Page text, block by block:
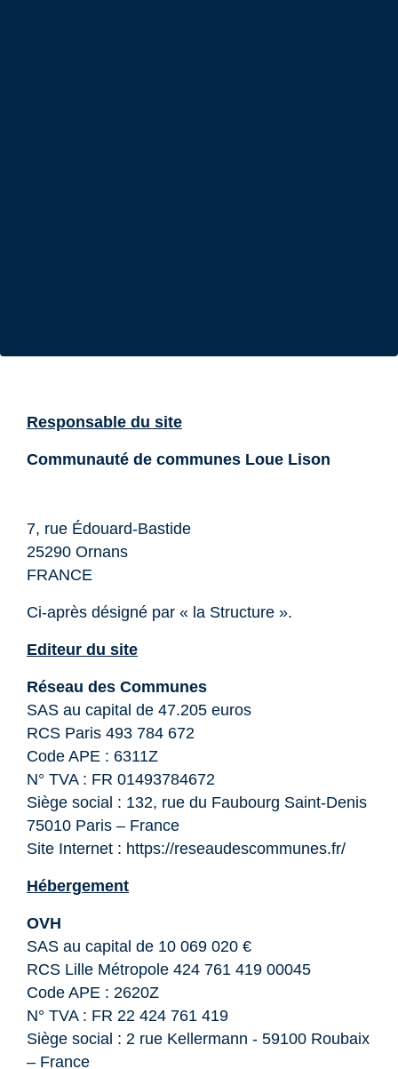
Responsable du site
Communauté de communes Loue Lison
7, rue Édouard-Bastide
25290 Ornans
FRANCE
Ci-après désigné par « la Structure ».
Editeur du site
Réseau des Communes
SAS au capital de 47.205 euros
RCS Paris 493 784 672
Code APE : 6311Z
N° TVA : FR 01493784672
Siège social : 132, rue du Faubourg Saint-Denis
75010 Paris – France
Site Internet : https://reseaudescommunes.fr/
Hébergement
OVH
SAS au capital de 10 069 020 €
RCS Lille Métropole 424 761 419 00045
Code APE : 2620Z
N° TVA : FR 22 424 761 419
Siège social : 2 rue Kellermann - 59100 Roubaix
– France